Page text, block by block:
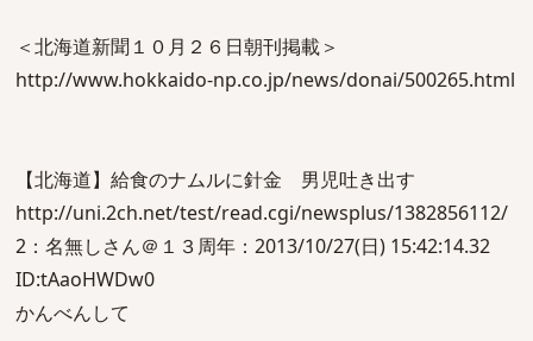
＜北海道新聞１０月２６日朝刊掲載＞
http://www.hokkaido-np.co.jp/news/donai/500265.html
【北海道】給食のナムルに針金 男児吐き出す
http://uni.2ch.net/test/read.cgi/newsplus/1382856112/
2：名無しさん＠１３周年：2013/10/27(日) 15:42:14.32
ID:tAaoHWDw0
かんべんして